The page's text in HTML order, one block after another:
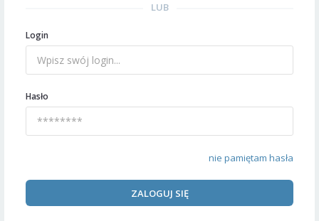
LUB
Login
Hasło
nie pamiętam hasła
ZALOGUJ SIĘ